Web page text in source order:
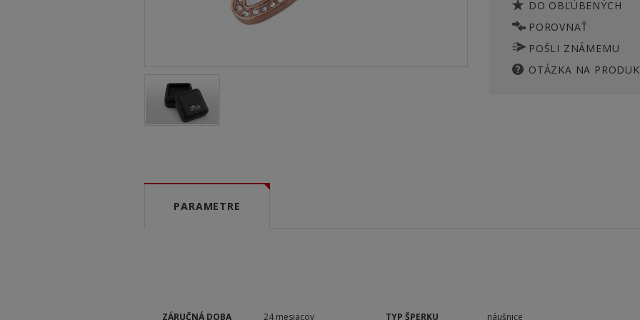
DO OBĽÚBENÝCH
POROVNAŤ
POŠLI ZNÁMEMU
OTÁZKA NA
PARAMETRE
ZÁRUČNÁ DOBA 24 mesiacov TYP ŠPERKU náušnice